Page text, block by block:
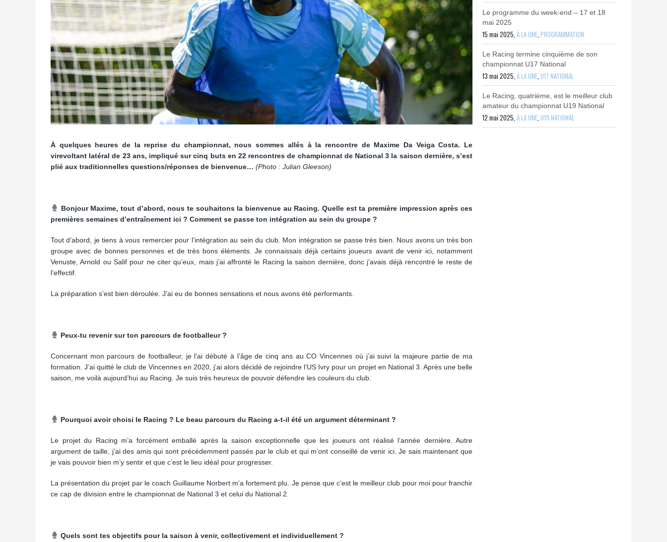
À quelques heures de la reprise du championnat, nous sommes allés à la rencontre de Maxime Da Veiga Costa. Le
virevoltant latéral de 23 ans, impliqué sur cinq buts en 22 rencontres de championnat de National 3 la saison dernière, s’est
plié aux traditionnelles questions/réponses de bienvenue… (Photo : Julian Gleeson)
Bonjour Maxime, tout d’abord, nous te souhaitons la bienvenue au Racing. Quelle est ta première impression après ces
premières semaines d’entraînement ici ? Comment se passe ton intégration au sein du groupe ?
Tout d’abord, je tiens à vous remercier pour l’intégration au sein du club. Mon intégration se passe très bien. Nous avons un très bon
groupe avec de bonnes personnes et de très bons éléments. Je connaissais déjà certains joueurs avant de venir ici, notamment
Venuste, Arnold ou Salif pour ne citer qu’eux, mais j’ai affronté le Racing la saison dernière, donc j’avais déjà rencontré le reste de
l’effectif.
La préparation s’est bien déroulée. J’ai eu de bonnes sensations et nous avons été performants.
Peux-tu revenir sur ton parcours de footballeur ?
Concernant mon parcours de footballeur, je l’ai débuté à l’âge de cinq ans au CO Vincennes où j’ai suivi la majeure partie de ma
formation. J’ai quitté le club de Vincennes en 2020, j’ai alors décidé de rejoindre l’US Ivry pour un projet en National 3. Après une belle
saison, me voilà aujourd’hui au Racing. Je suis très heureux de pouvoir défendre les couleurs du club.
Pourquoi avoir choisi le Racing ? Le beau parcours du Racing a-t-il été un argument déterminant ?
Le projet du Racing m’a forcément emballé après la saison exceptionnelle que les joueurs ont réalisé l’année dernière. Autre
argument de taille, j’ai des amis qui sont précédemment passés par le club et qui m’ont conseillé de venir ici. Je sais maintenant que
je vais pouvoir bien m’y sentir et que c’est le lieu idéal pour progresser.
La présentation du projet par le coach Guillaume Norbert m’a fortement plu. Je pense que c’est le meilleur club pour moi pour franchir
ce cap de division entre le championnat de National 3 et celui du National 2.
Quels sont tes objectifs pour la saison à venir, collectivement et individuellement ?
Le programme du week-end – 17 et 18
mai 2025
15 mai 2025,À LA UNE,PROGRAMMATION
Le Racing termine cinquième de son
championnat U17 National
13 mai 2025,À LA UNE,U17 NATIONAL
Le Racing, quatrième, est le meilleur club
amateur du championnat U19 National
12 mai 2025,À LA UNE,U19 NATIONAL